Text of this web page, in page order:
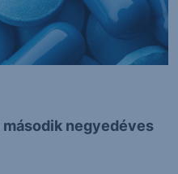
negyedéves